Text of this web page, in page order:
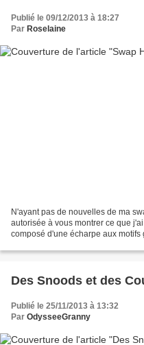
Publié le 09/12/2013 à 18:27
Par Roselaine
N'ayant pas de nouvelles de ma
autorisée à vous montrer ce que
composé d'une écharpe aux motifs
Des Snoods et des
Publié le 25/11/2013 à 13:32
Par OdysseeGranny